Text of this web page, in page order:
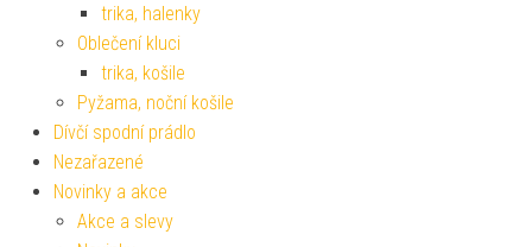
trika, halenky
Oblečení kluci
trika, košile
Pyžama, noční košile
Dívčí spodní prádlo
Nezařazené
Novinky a akce
Akce a slevy